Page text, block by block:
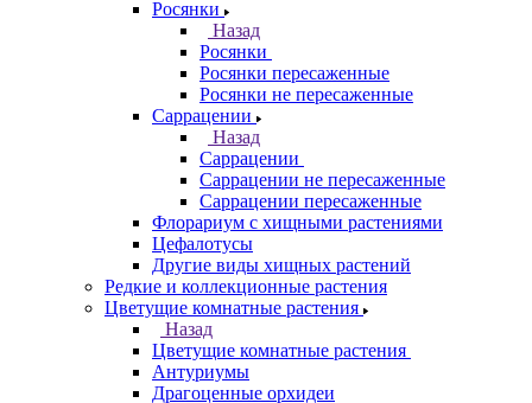
Росянки
Назад
Росянки
Росянки пересаженные
Росянки не пересаженные
Саррацении
Назад
Саррацении
Саррацении не пересаженные
Саррацении пересаженные
Флорариум с хищными растениями
Цефалотусы
Другие виды хищных растений
Редкие и коллекционные растения
Цветущие комнатные растения
Назад
Цветущие комнатные растения
Антуриумы
Драгоценные орхидеи